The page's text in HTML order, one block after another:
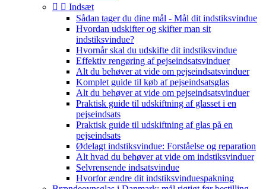
  Indsæt
Sådan tager du dine mål - Mål dit indstiksvindue
Hvordan udskifter og skifter man sit
indstiksvindue?
Hvornår skal du udskifte dit indstiksvindue
Effektiv rengøring af pejseindsatsvinduer
Alt du behøver at vide om pejseindsatsvinduer
Komplet guide til køb af pejseindsatsglas
Alt du behøver at vide om pejseindsatsvinduer
Praktisk guide til udskiftning af glasset i en
pejseindsats
Praktisk guide til udskiftning af glas på en
pejseindsats
Ødelagt indstiksvindue: Forståelse og reparation
Alt hvad du behøver at vide om indstiksvinduer
Selvrensende indsatsvindue
Hvorfor ændre dit indstiksvinduespakning